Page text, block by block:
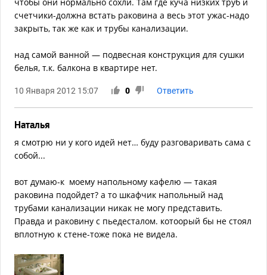
счетчики-должна встать раковина а весь этот ужас-надо
закрыть, так же как и трубы канализации.
над самой ванной — подвесная конструкция для сушки
белья, т.к. балкона в квартире нет.
10 Января 2012 15:07 0 Ответить
Наталья
я смотрю ни у кого идей нет… буду разговаривать сама с
собой...
вот думаю-к моему напольному кафелю — такая
раковина подойдет? а то шкафчик напольный над
трубами канализации никак не могу представить.
Правда и раковину с пьедесталом. котоорый бы не стоял
вплотную к стене-тоже пока не видела.